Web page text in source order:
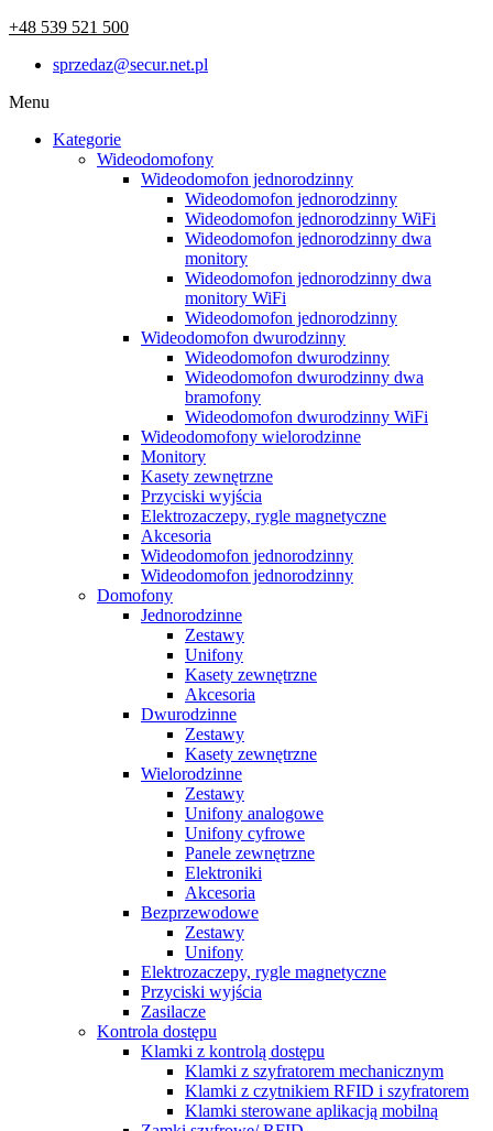
+48 539 521 500
sprzedaz@secur.net.pl
Menu
Kategorie
Wideodomofony
Wideodomofon jednorodzinny
Wideodomofon jednorodzinny
Wideodomofon jednorodzinny WiFi
Wideodomofon jednorodzinny dwa
monitory
Wideodomofon jednorodzinny dwa
monitory WiFi
Wideodomofon jednorodzinny
Wideodomofon dwurodzinny
Wideodomofon dwurodzinny
Wideodomofon dwurodzinny dwa
bramofony
Wideodomofon dwurodzinny WiFi
Wideodomofony wielorodzinne
Monitory
Kasety zewnętrzne
Przyciski wyjścia
Elektrozaczepy, rygle magnetyczne
Akcesoria
Wideodomofon jednorodzinny
Wideodomofon jednorodzinny
Domofony
Jednorodzinne
Zestawy
Unifony
Kasety zewnętrzne
Akcesoria
Dwurodzinne
Zestawy
Kasety zewnętrzne
Wielorodzinne
Zestawy
Unifony analogowe
Unifony cyfrowe
Panele zewnętrzne
Elektroniki
Akcesoria
Bezprzewodowe
Zestawy
Unifony
Elektrozaczepy, rygle magnetyczne
Przyciski wyjścia
Zasilacze
Kontrola dostępu
Klamki z kontrolą dostępu
Klamki z szyfratorem mechanicznym
Klamki z czytnikiem RFID i szyfratorem
Klamki sterowane aplikacją mobilną